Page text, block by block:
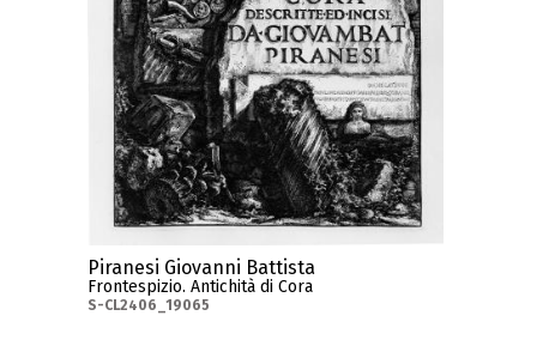
Piranesi Giovanni Battista
Frontespizio. Antichità di Cora
S-CL2406_19065